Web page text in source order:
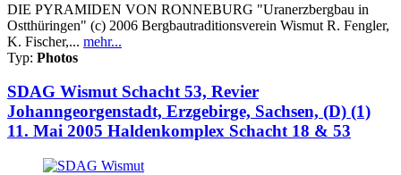
DIE PYRAMIDEN VON RONNEBURG "Uranerzbergbau in
Ostthüringen" (c) 2006 Bergbautraditionsverein Wismut R. Fengler,
K. Fischer,... mehr...
Typ: Photos
SDAG Wismut Schacht 53, Revier
Johanngeorgenstadt, Erzgebirge, Sachsen, (D) (1)
11. Mai 2005 Haldenkomplex Schacht 18 & 53